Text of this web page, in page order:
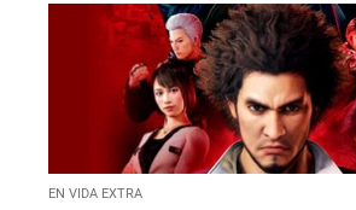
EN VIDA EXTRA